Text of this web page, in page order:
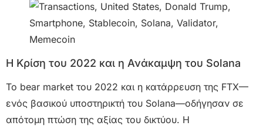
Η Κρίση του 2022 και η Ανάκαμψη του Solana
Το bear market του 2022 και η κατάρρευση της FTX—
ενός βασικού υποστηρικτή του Solana—οδήγησαν σε
απότομη πτώση της αξίας του δικτύου. Η